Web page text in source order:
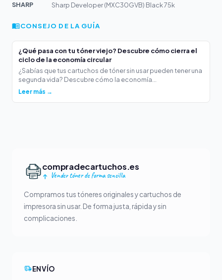
SHARP
Sharp Developer (MXC30GVB) Black 75k
CONSEJO DE LA GUÍA
¿Qué pasa con tu tóner viejo? Descubre cómo cierra el
ciclo de la economía circular
¿Sabías que tus cartuchos de tóner sin usar pueden tener una
segunda vida? Descubre cómo la economía...
Leer más →
compradecartuchos.es
Vender tóner de forma sencilla
Compramos tus tóneres originales y cartuchos de
impresora sin usar. De forma justa, rápida y sin
complicaciones.
ENVÍO